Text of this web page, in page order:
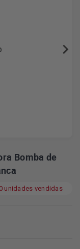
Bomba de
unidades vendidas